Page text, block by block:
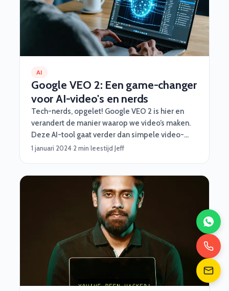
AI
Google VEO 2: Een game-changer
voor AI-video's en nerds
Tech-nerds, opgelet! Google VEO 2 is hier en
verandert de manier waarop we video’s maken.
Deze AI-tool gaat verder dan simpele video-
effectjes en tilt jouw workflow naar een hoger
must om te checken. Dus pak een kop koffie (of
een energy drink) en duik mee in de details van
deze nieuwe technologie.
1 januari 2024·2 min leestijd·Jeff